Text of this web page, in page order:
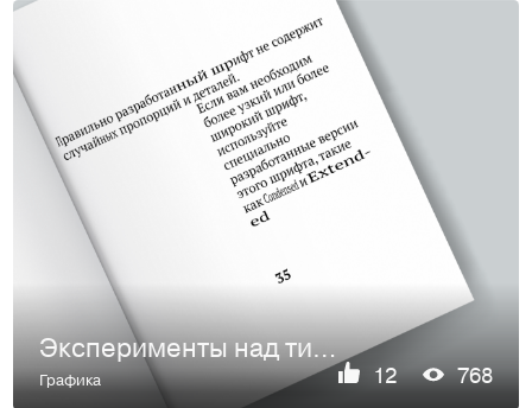
Эксперименты над типографикой
Графика 12 768